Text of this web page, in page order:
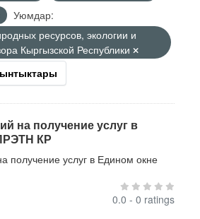
Уюмдар:
ресурсов, экологии и
Кыргызской Республики
на получение услуг в
КР
получение услуг в Едином окне
0.0 - 0 ratings